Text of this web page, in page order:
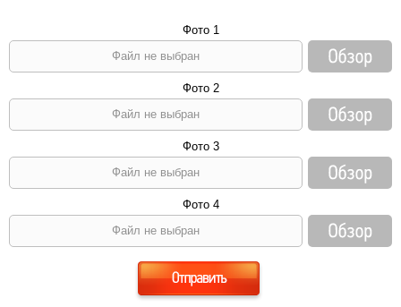
Фото 1
Файл не выбран
Фото 2
Файл не выбран
Фото 3
Файл не выбран
Фото 4
Файл не выбран